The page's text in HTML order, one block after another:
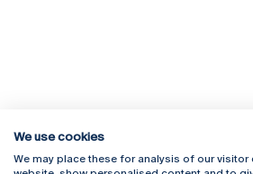
Rua Diogo Botelho 1327
Campus
We use cookies
We may place these for analysis of our visitor